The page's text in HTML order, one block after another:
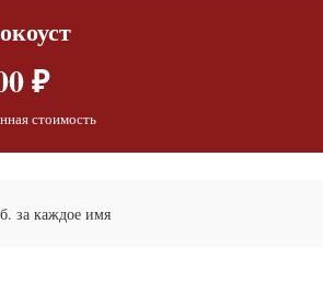
₽
стоимость
за каждое имя